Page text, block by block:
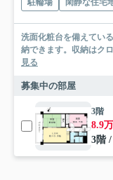
駐輪場 閑静な住宅
洗面化粧台を備えてい
納できます。収納はク
見る
募集中の部屋
3階
8.9
3階